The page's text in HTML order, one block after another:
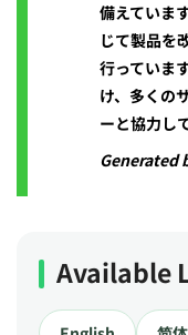
備えていま
じて製品を
行っていま
け、多くの
ーと協力し
Generated
Available